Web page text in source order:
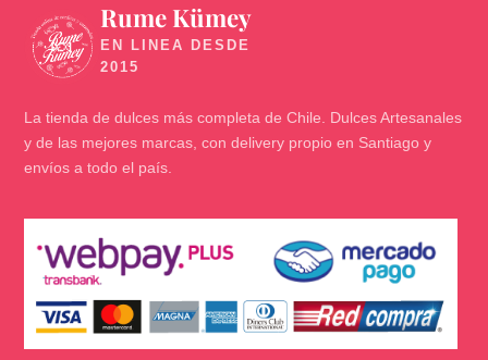
🍬
Rume Kümey
La tienda de dulces más completa de Chile. Dulces Artesanales
y de las mejores marcas, con delivery propio en Santiago y
envíos a todo el país.